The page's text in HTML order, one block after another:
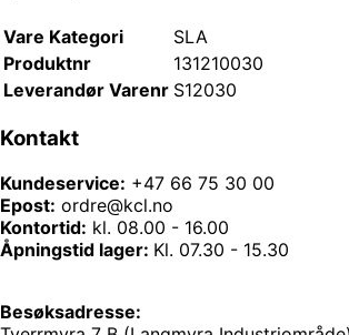
Vare Kategori
SLA
Produktnr
131210030
Leverandør Varenr S12030
Kontakt
Kundeservice: +47 66 75 30 00
Epost: ordre@kcl.no
Kontortid: kl. 08.00 - 16.00
Åpningstid lager: Kl. 07.30 - 15.30
Besøksadresse: